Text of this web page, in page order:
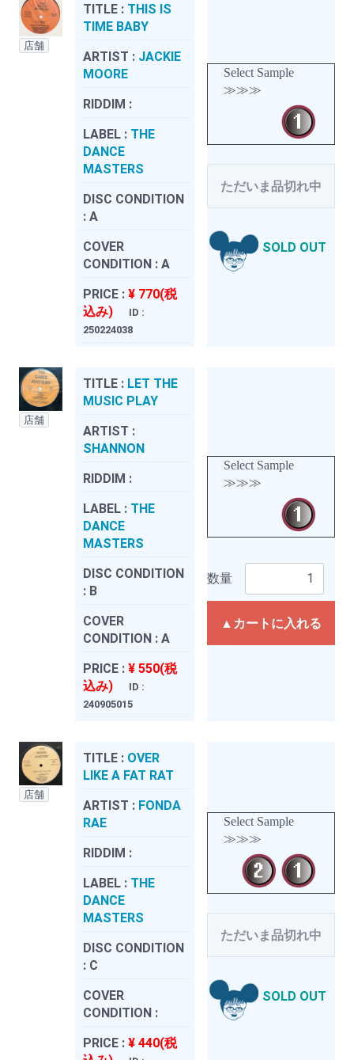
店舗
TITLE : THIS IS
TIME BABY
ARTIST : JACKIE
MOORE
RIDDIM :
LABEL : THE
DANCE
MASTERS
DISC CONDITION
: A
COVER
CONDITION : A
PRICE : ¥ 770(税
込み)
ID :
250224038
Select Sample
≫≫≫
ただいま品切れ中
SOLD OUT
店舗
TITLE : LET THE
MUSIC PLAY
ARTIST :
SHANNON
RIDDIM :
LABEL : THE
DANCE
MASTERS
DISC CONDITION
: B
COVER
CONDITION : A
PRICE : ¥ 550(税
込み)
ID :
240905015
Select Sample
≫≫≫
数量
▲カートに入れる
店舗
TITLE : OVER
LIKE A FAT RAT
ARTIST : FONDA
RAE
RIDDIM :
LABEL : THE
DANCE
MASTERS
DISC CONDITION
: C
COVER
CONDITION :
PRICE : ¥ 440(税
Select Sample
≫≫≫
ただいま品切れ中
SOLD OUT